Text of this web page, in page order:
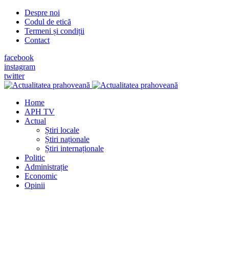
Despre noi
Codul de etică
Termeni și condiții
Contact
facebook
instagram
twitter
Home
APH TV
Actual
Știri locale
Știri naționale
Știri internaționale
Politic
Administrație
Economic
Opinii